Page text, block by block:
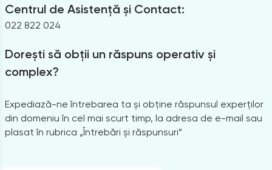
Centrul de Asistență și Contact:
022 822 024
Dorești să obții un răspuns operativ și
complex?
Expediază-ne întrebarea ta și obține răspunsul experților
din domeniu în cel mai scurt timp, la adresa de e-mail sau
plasat în rubrica „Întrebări și răspunsuri”